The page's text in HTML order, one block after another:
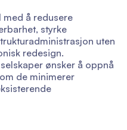
å redusere
styrke
uten
redesign.
ønsker å oppnå
de minimerer